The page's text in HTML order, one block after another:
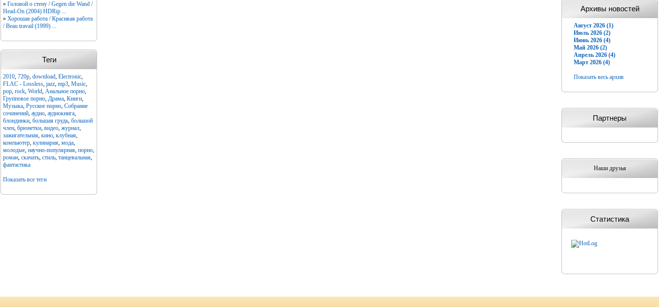
» Головой о стену / Gegen die Wand /
Head-On (2004) HDRip ...
» Хорошая работа / Красивая работа
/ Beau travail (1999) ...
Теги
2010, 720p, download, Electronic,
FLAC - Lossless, jazz, mp3, Music,
pop, rock, World, Анальное порно,
Групповое порно, Драма, Книги,
Музыка, Русское порно, Собрание
сочинений, аудио, аудиокнига,
блондинки, большая грудь, большой
член, брюнетки, видео, журнал,
зажигательная, кино, клубная,
компьютер, кулинария, мода,
молодые, научно-популярная, порно,
роман, скачать, стиль, танцевальная,
фантастика
Показать все теги
Архивы новостей
Август 2026 (1)
Июль 2026 (2)
Июнь 2026 (4)
Май 2026 (2)
Апрель 2026 (4)
Март 2026 (4)
Показать весь архив
Партнеры
Наши друзья
Статистика